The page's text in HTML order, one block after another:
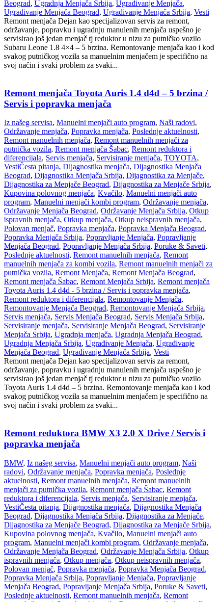
Beograd, Ugradnja Menjača Srbija, Ugrađivanje Menjača,
Ugrađivanje Menjača Beograd, Ugrađivanje Menjača Srbija, Vesti
Remont menjača Dejan kao specijalizovan servis za remont,
održavanje, popravku i ugradnju manulenih menjača uspešno je
servisirao još jedan menjač tj reduktor u nizu za putničko vozilo
Subaru Leone 1.8 4×4 – 5 brzina. Remontovanje menjača kao i kod
svakog putničkog vozila sa manuelnim menjačem je specifično na
svoj način i svaki problem za svaki...
Remont menjača Toyota Auris 1.4 d4d – 5 brzina /
Servis i popravka menjača
Iz našeg servisa, Manuelni menjači auto program, Naši radovi,
Održavanje menjača, Popravka menjača, Poslednje aktuelnosti,
Remont manuelnih menjača, Remont manuelnih menjači za
putnička vozila, Remont menjača Šabac, Remont reduktora i
diferencijala, Servis menjača, Servisiranje menjača, TOYOTA,
VestiČesta pitanja, Dijagnostika menjača, Dijagnostika Menjača
Beograd, Dijagnostika Menjača Srbija, Dijagnostika za Menjače,
Dijagnostika za Menjače Beograd, Dijagnostika za Menjače Srbija,
Kupovina polovnog menjača, Kvačilo, Manuelni menjači auto
program, Manuelni menjači kombi program, Održavanje menjača,
Održavanje Menjača Beograd, Održavanje Menjača Srbija, Otkup
ispravnih menjača, Otkup menjača, Otkup neispravnih menjača,
Polovan menjač, Popravka menjača, Popravka Menjača Beograd,
Popravka Menjača Srbija, Popravljanje Menjača, Popravljanje
Menjača Beograd, Popravljanje Menjača Srbija, Poruke & Saveti,
Poslednje aktuelnosti, Remont manuelnih menjača, Remont
manuelnih menjača za kombi vozila, Remont manuelnih menjači za
putnička vozila, Remont Menjača, Remont Menjača Beograd,
Remont menjača Šabac, Remont Menjača Srbija, Remont menjača
Toyota Auris 1.4 d4d - 5 brzina / Servis i popravka menjača,
Remont reduktora i diferencijala, Remontovanje Menjača,
Remontovanje Menjača Beograd, Remontovanje Menjača Srbija,
Servis menjača, Servis Menjača Beograd, Servis Menjača Srbija,
Servisiranje menjača, Servisiranje Menjača Beograd, Servisiranje
Menjača Srbija, Ugradnja menjača, Ugradnja Menjača Beograd,
Ugradnja Menjača Srbija, Ugrađivanje Menjača, Ugrađivanje
Menjača Beograd, Ugrađivanje Menjača Srbija, Vesti
Remont menjača Dejan kao specijalizovan servis za remont,
održavanje, popravku i ugradnju manulenih menjača uspešno je
servisirao još jedan menjač tj reduktor u nizu za putničko vozilo
Toyota Auris 1.4 d4d – 5 brzina. Remontovanje menjača kao i kod
svakog putničkog vozila sa manuelnim menjačem je specifično na
svoj način i svaki problem za svaki...
Remont reduktora BMW X3 2.0 X Drive / Servis i
popravka menjača
BMW, Iz našeg servisa, Manuelni menjači auto program, Naši
radovi, Održavanje menjača, Popravka menjača, Poslednje
aktuelnosti, Remont manuelnih menjača, Remont manuelnih
menjači za putnička vozila, Remont menjača Šabac, Remont
reduktora i diferencijala, Servis menjača, Servisiranje menjača,
VestiČesta pitanja, Dijagnostika menjača, Dijagnostika Menjača
Beograd, Dijagnostika Menjača Srbija, Dijagnostika za Menjače,
Dijagnostika za Menjače Beograd, Dijagnostika za Menjače Srbija,
Kupovina polovnog menjača, Kvačilo, Manuelni menjači auto
program, Manuelni menjači kombi program, Održavanje menjača,
Održavanje Menjača Beograd, Održavanje Menjača Srbija, Otkup
ispravnih menjača, Otkup menjača, Otkup neispravnih menjača,
Polovan menjač, Popravka menjača, Popravka Menjača Beograd,
Popravka Menjača Srbija, Popravljanje Menjača, Popravljanje
Menjača Beograd, Popravljanje Menjača Srbija, Poruke & Saveti,
Poslednje aktuelnosti, Remont manuelnih menjača, Remont